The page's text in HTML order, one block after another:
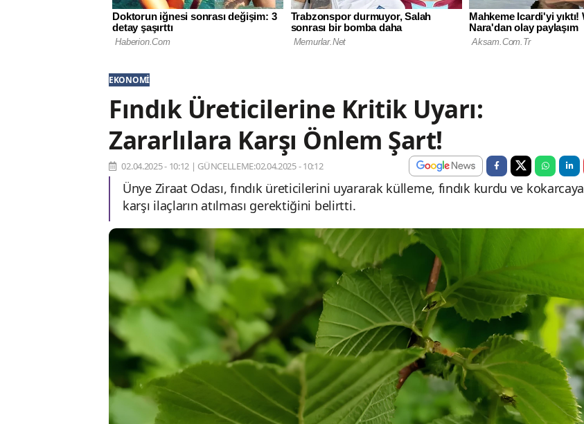
EKONOMI
Fındık Üreticilerine Kritik Uyarı:
Zararlılara Karşı Önlem Şart!
02.04.2025 - 10:12 | GÜNCELLEME:02.04.2025 - 10:12
Ünye Ziraat Odası, fındık üreticilerini uyararak külleme, fındık kurdu ve kokarcaya
karşı ilaçların atılması gerektiğini belirtti.